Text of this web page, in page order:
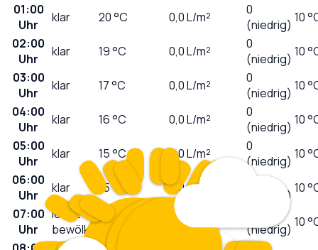
01:00
Uhr
klar 20°C 0,0L/m²
0
(niedrig) 10
02:00
Uhr
klar 19°C 0,0L/m²
0
(niedrig) 10
03:00
Uhr
klar 17°C 0,0L/m²
0
(niedrig) 10
04:00
Uhr
klar 16°C 0,0L/m²
0
(niedrig) 10
05:00
Uhr
klar 15°C 0,0L/m²
0
(niedrig) 10
06:00
Uhr
klar 15°C 0,0L/m²
(niedrig) 10
07:00
Uhr
leicht
bewölkt 15°C 0,0L/m²
(niedrig) 10